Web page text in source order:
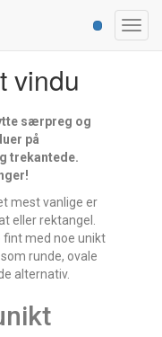
vindu
særpreg og
på
trekantede.
mest vanlige er
eller rektangel.
fint med noe unikt
runde, ovale
alternativ.